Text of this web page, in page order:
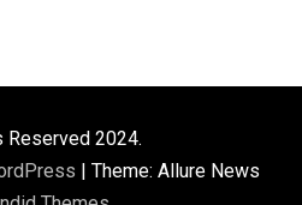
Reserved 2024.
| Theme: Allure News